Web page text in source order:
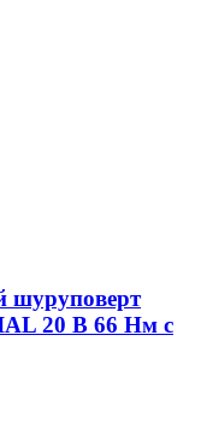
шуруповерт
20 В 66 Нм с